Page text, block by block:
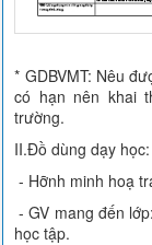
* GDBVMT: Nêu
có hạn nên khai
trường.
II.Đồ dùng dạy học:
- Hỡnh minh hoạ
- GV mang đến
học tập.